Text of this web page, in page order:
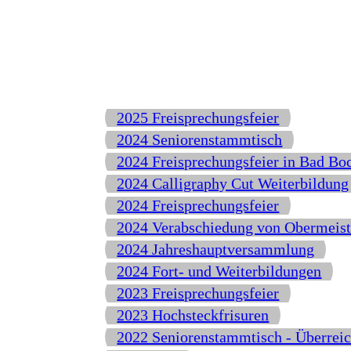
2025 Freisprechungsfeier
2024 Seniorenstammtisch
2024 Freisprechungsfeier in Bad
2024 Calligraphy Cut Weiterbildung
2024 Freisprechungsfeier
2024 Verabschiedung von
2024 Jahreshauptversammlung
2024 Fort- und Weiterbildungen
2023 Freisprechungsfeier
2023 Hochsteckfrisuren
2022 Seniorenstammtisch -